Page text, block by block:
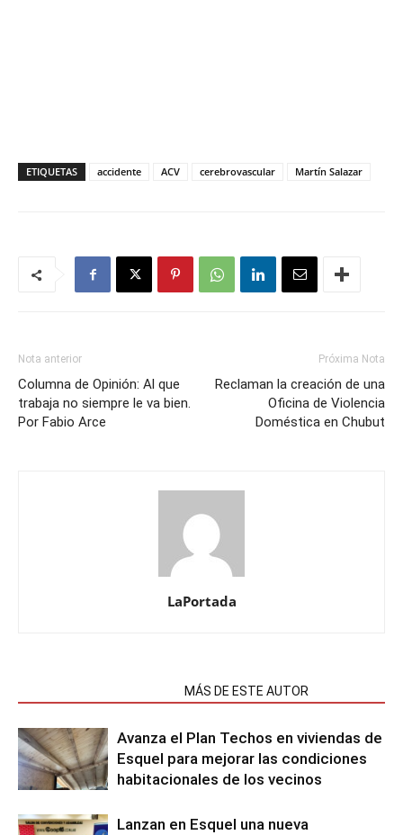
ETIQUETAS accidente ACV cerebrovascular Martín Salazar
Nota anterior
Columna de Opinión: Al que
trabaja no siempre le va bien.
Por Fabio Arce
Próxima Nota
Reclaman la creación de una
Oficina de Violencia
Doméstica en Chubut
LaPortada
MÁS DE ESTE AUTOR
Avanza el Plan Techos en viviendas de
Esquel para mejorar las condiciones
habitacionales de los vecinos
Lanzan en Esquel una nueva